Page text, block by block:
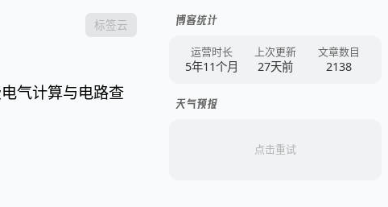
标签云
气计算与电路查
博客统计
运营时长
5年11个月
上次更新
27天前
文章数目
2138
天气预报
点击重试